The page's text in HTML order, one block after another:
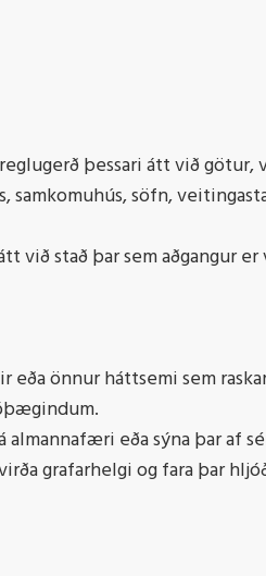
þessari átt við
samkomuhús, söfn,
við stað þar sem aðgangur
önnur háttsemi sem
almannafæri eða sýna þar af
grafarhelgi og fara þar